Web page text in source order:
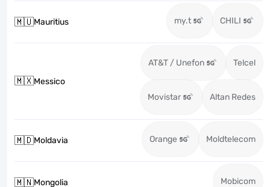
🇲🇺Mauritius my.t CHILI
🇲🇽Messico
AT&T / Unefon Telcel
Movistar Altan Redes
🇲🇩Moldavia Orange Moldtelecom
🇲🇳Mongolia Mobicom